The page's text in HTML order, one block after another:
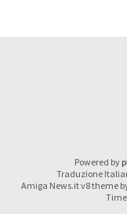
Powered by
Traduzione
Amiga News.it v8 theme
Time